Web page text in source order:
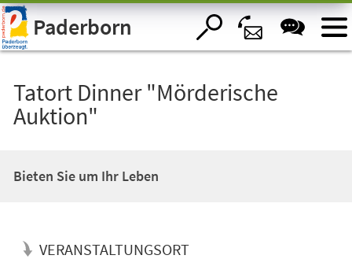
Visuelle
Assistenzsoftware
öffnen.Paderborn
Tatort Dinner "Mörderische
Auktion"
Bieten Sie um Ihr Leben
VERANSTALTUNGSORT